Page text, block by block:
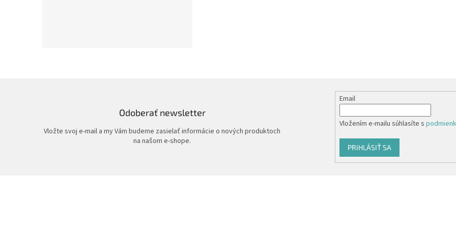
Odoberať newsletter
Vložte svoj e-mail a my Vám budeme zasielať informácie o nových produktoch
na našom e-shope.
Email
Vložením e-mailu súhlasíte s
PRIHLÁSIŤ SA